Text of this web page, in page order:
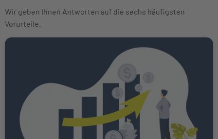
Wir geben Ihnen Antworten auf die sechs häufigsten
Vorurteile.